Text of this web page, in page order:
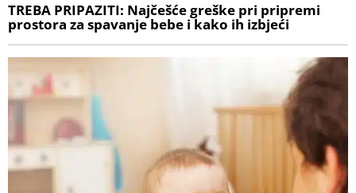
TREBA PRIPAZITI: Najčešće greške pri pripremi
prostora za spavanje bebe i kako ih izbjeći